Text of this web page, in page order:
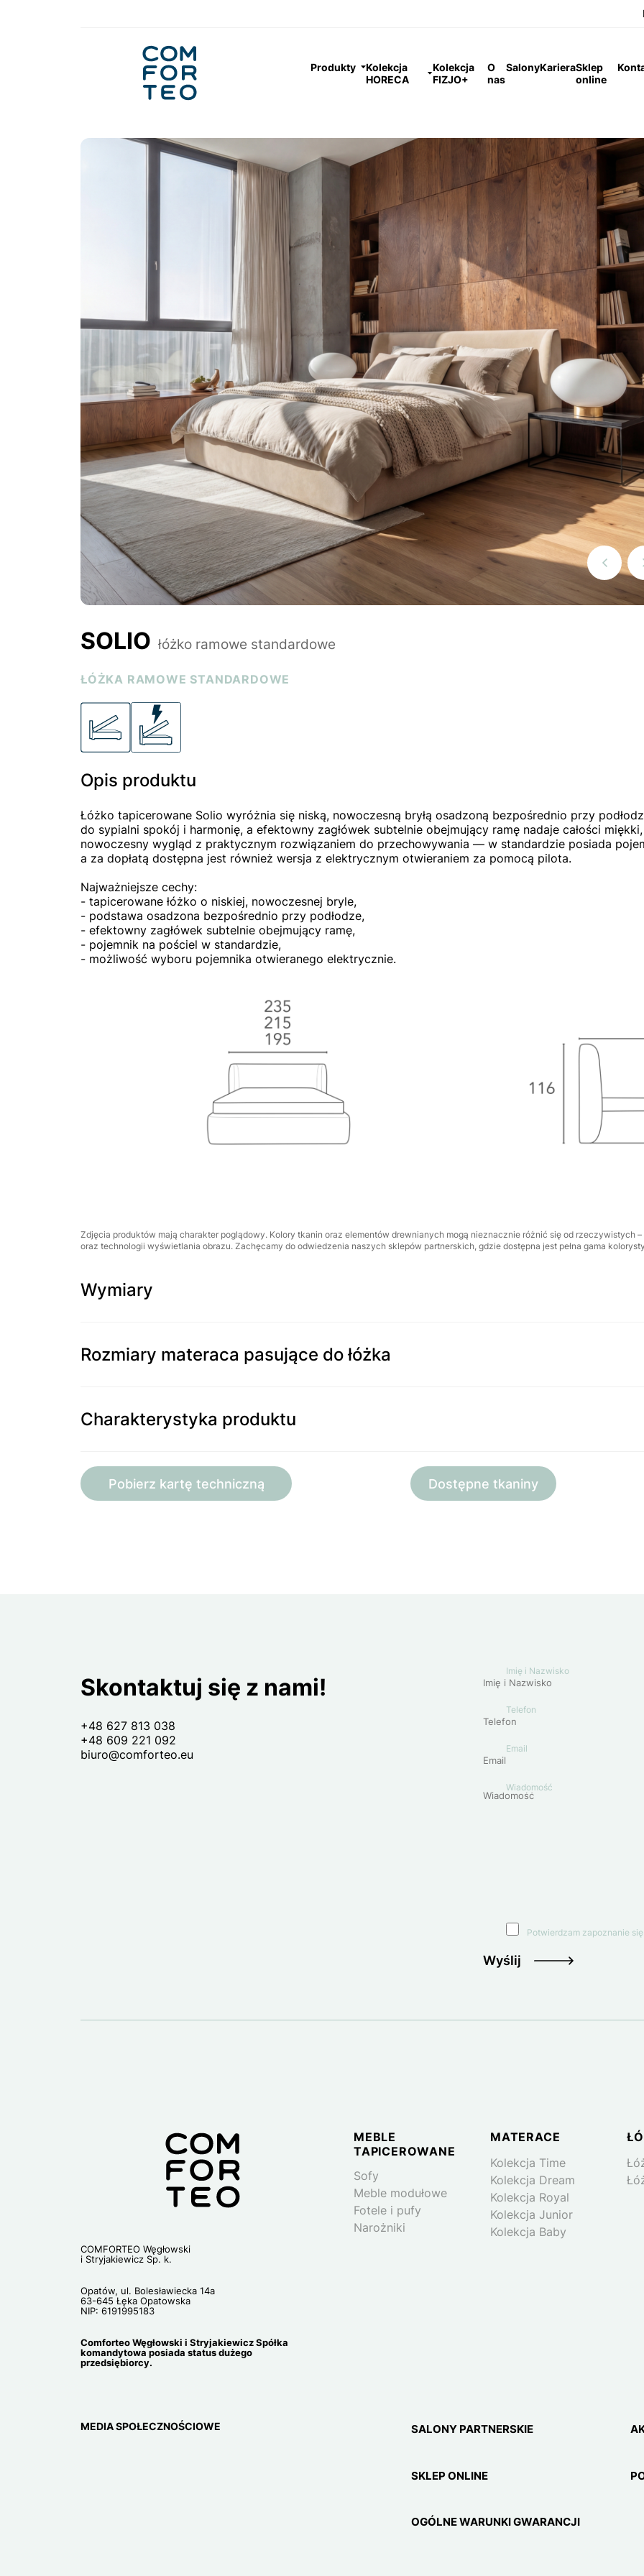
Produkty
Kolekcja
HORECA
Kolekcja
FIZJO+
O
nas
SalonyKarieraSklep
online
Strona główna Łóżka
slide
ŁÓŻKA RAMOWE STANDARDOWE
SOLIO łóżko ramowe standardowe
Opis produktu
Łóżko tapicerowane Solio wyróżnia się niską, nowoczesną bryłą osadzoną bezpośrednio przy
do sypialni spokój i harmonię, a efektowny zagłówek subtelnie obejmujący ramę nadaje całości
nowoczesny wygląd z praktycznym rozwiązaniem do przechowywania — w standardzie posiada
a za dopłatą dostępna jest również wersja z elektrycznym otwieraniem za pomocą pilota.
Najważniejsze cechy:
- tapicerowane łóżko o niskiej, nowoczesnej bryle,
- podstawa osadzona bezpośrednio przy podłodze,
- efektowny zagłówek subtelnie obejmujący ramę,
- pojemnik na pościel w standardzie,
- możliwość wyboru pojemnika otwieranego elektrycznie.
Zdjęcia produktów mają charakter poglądowy. Kolory tkanin oraz elementów drewnianych mogą nieznacznie różnić się od rzeczywistych
oraz technologii wyświetlania obrazu. Zachęcamy do odwiedzenia naszych sklepów partnerskich, gdzie dostępna jest pełna gama
Wymiary
Rozmiary materaca pasujące do łóżka
Charakterystyka produktu
Pobierz kartę techniczną Dostępne tkaniny
Skontaktuj się z nami!
+48 627 813 038
+48 609 221 092
biuro@comforteo.eu
Imię i Nazwisko
Telefon
Email
Wiadomość
Potwierdzam zapoznanie
Wyślij
COMFORTEO Węgłowski
i Stryjakiewicz Sp. k.
Opatów, ul. Bolesławiecka 14a
63-645 Łęka Opatowska
NIP: 6191995183
Comforteo Węgłowski i Stryjakiewicz Spółka
komandytowa posiada status dużego
przedsiębiorcy.
MEDIA SPOŁECZNOŚCIOWE
MEBLE
TAPICEROWANE
Sofy
Meble modułowe
Fotele i pufy
Narożniki
MATERACE
Kolekcja Time
Kolekcja Dream
Kolekcja Royal
Kolekcja Junior
Kolekcja Baby
SALONY PARTNERSKIE
SKLEP ONLINE
OGÓLNE WARUNKI GWARANCJI